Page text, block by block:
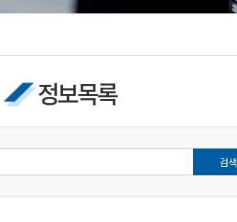
정보목록
검색